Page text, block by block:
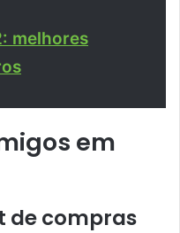
melhores
em
de compras